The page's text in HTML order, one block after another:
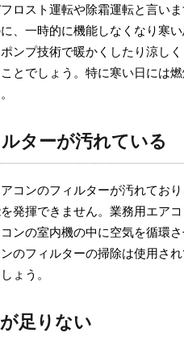
ロスト運転や除霜運転と言い
、一時的に機能しなくなり寒
ンプ技術で暖かくしたり涼し
とでしょう。特に寒い日には
ターが汚れている
コンのフィルターが汚れてお
発揮できません。業務用エア
ンの室内機の中に空気を循環
のフィルターの掃除は使用さ
ょう。
足りない